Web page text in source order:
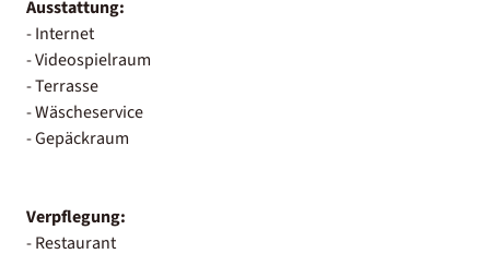
Ausstattung:
- Internet
- Videospielraum
- Terrasse
- Wäscheservice
- Gepäckraum
Verpflegung:
- Restaurant